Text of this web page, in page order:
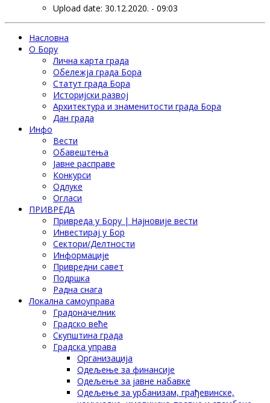
Upload date: 30.12.2020. - 09:03
Насловна
О Бору
Лична карта града
Обележја града Бора
Статут града Бора
Историјски развој
Архитектура и знаменитости града Бора
Дан града
Инфо
Вести
Обавештења
Јавне расправе
Конкурси
Одлуке
Огласи
ПРИВРЕДА
Привреда у Бору | Најновије вести
Инвестирај у Бор
Сектори/Делтности
Информације
Привредни савет
Подршка
Радна снага
Локална самоуправа
Градоначелник
Градско веће
Скупштина града
Градска управа
Организација
Одељење за финансије
Одељење за јавне набавке
Одељење за урбанизам, грађевинске,